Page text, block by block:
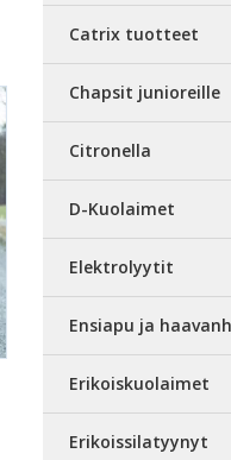
Catrix tuotteet
Chapsit junioreille
Citronella
D-Kuolaimet
Elektrolyytit
Ensiapu ja
Erikoiskuolaimet
Erikoissilatyynyt